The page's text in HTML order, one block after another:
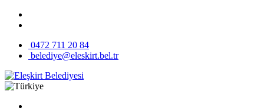
0472 711 20 84
belediye@eleskirt.bel.tr